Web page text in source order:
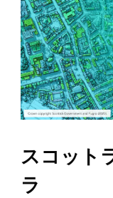
スコット
ラ